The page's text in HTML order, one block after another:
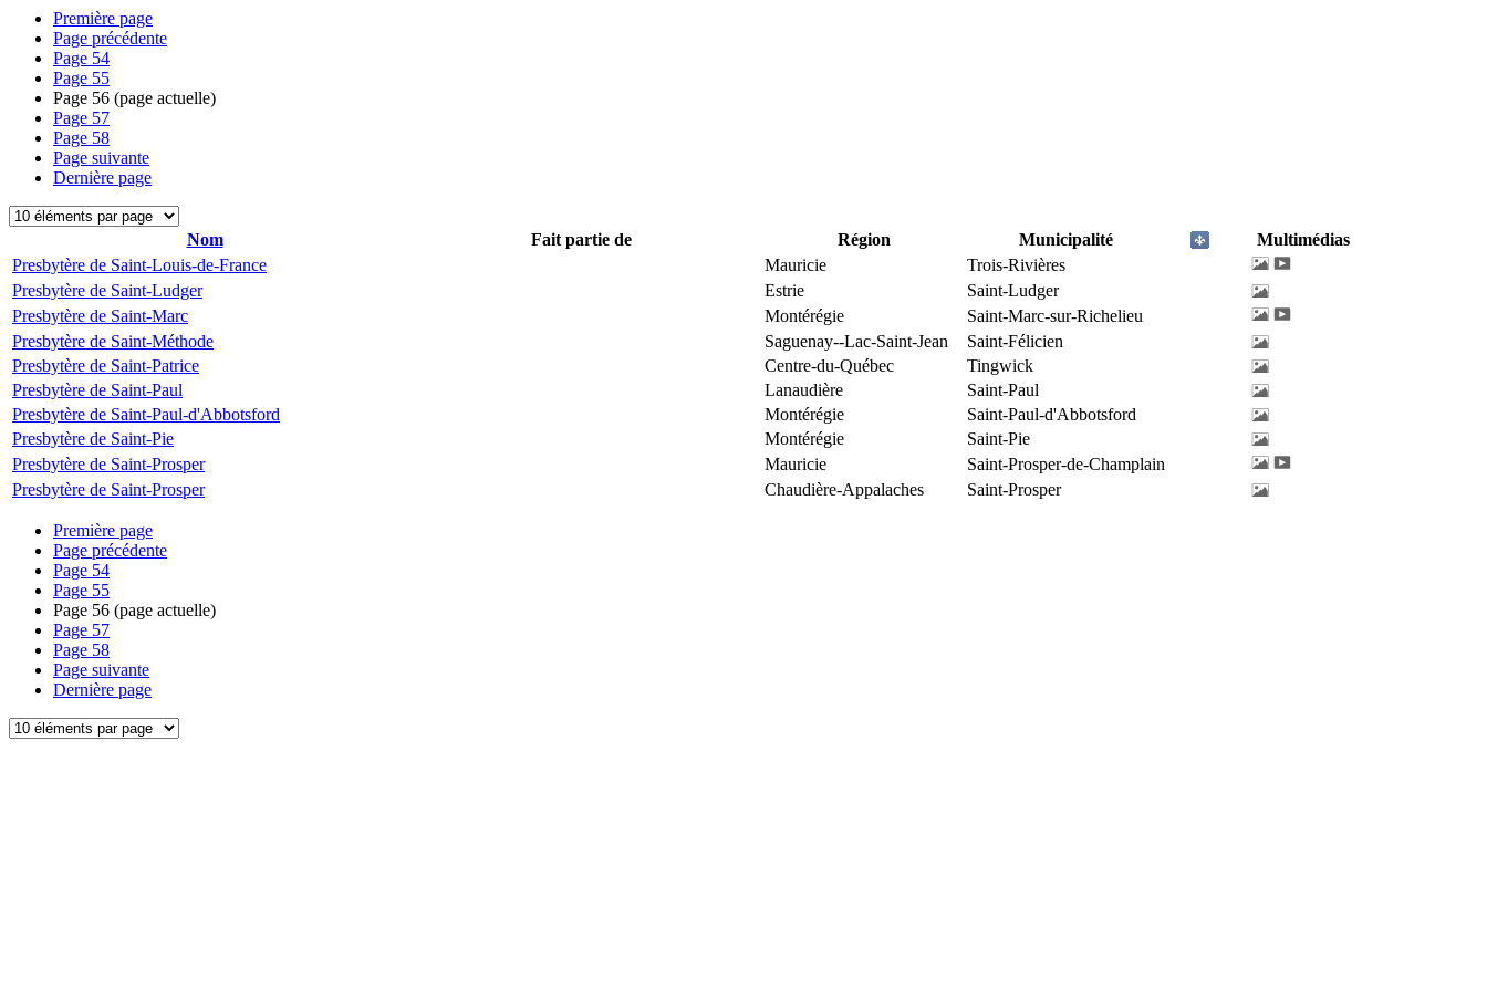
Première page
Page précédente
Page 54
Page 55
Page 56 (page actuelle)
Page 57
Page 58
Page suivante
Dernière page
Nom Fait partie de Région Municipalité
Multimédias
Presbytère de Saint-Louis-de-France
Mauricie
Trois-Rivières
Presbytère de Saint-Ludger
Estrie
Saint-Ludger
Presbytère de Saint-Marc
Montérégie
Saint-Marc-sur-Richelieu
Presbytère de Saint-Méthode
Saguenay--Lac-Saint-Jean
Saint-Félicien
Presbytère de Saint-Patrice
Centre-du-Québec
Tingwick
Presbytère de Saint-Paul
Lanaudière
Saint-Paul
Presbytère de Saint-Paul-d'Abbotsford
Montérégie
Saint-Paul-d'Abbotsford
Presbytère de Saint-Pie
Montérégie
Saint-Pie
Presbytère de Saint-Prosper
Mauricie
Saint-Prosper-de-Champlain
Presbytère de Saint-Prosper
Chaudière-Appalaches Saint-Prosper
Première page
Page précédente
Page 54
Page 55
Page 56 (page actuelle)
Page 57
Page 58
Page suivante
Dernière page